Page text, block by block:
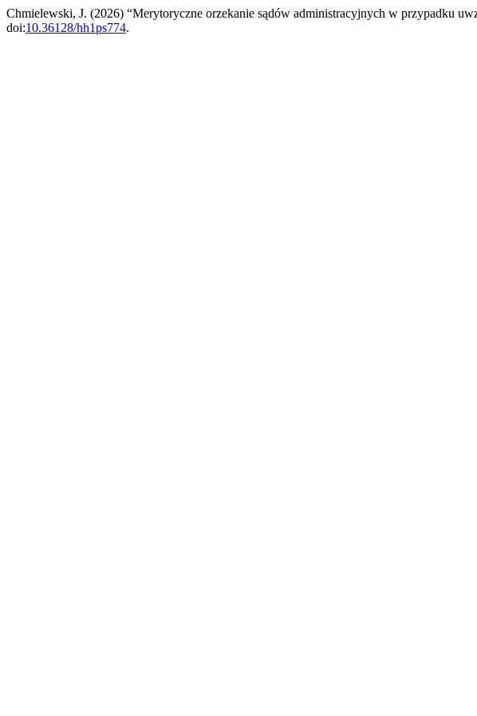
Chmielewski, J. (2026) “Merytoryczne orzekanie sądów administracyjnych w przypadku
doi:10.36128/hh1ps774.